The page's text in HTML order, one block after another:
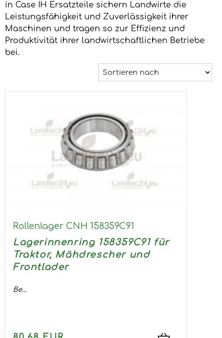
in Case IH Ersatzteile sichern Landwirte die
Leistungsfähigkeit und Zuverlässigkeit ihrer
Maschinen und tragen so zur Effizienz und
Produktivität ihrer landwirtschaftlichen Betriebe
bei.
Rollenlager CNH 158359C91
Lagerinnenring 158359C91 für
Traktor, Mähdrescher und
Frontlader
Be...